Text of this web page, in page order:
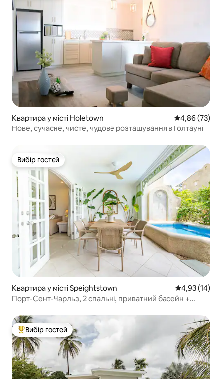
Квартира у місті Holetown Середня
4,86 (73)
Нове, сучасне, чисте, чудове розташування в Голтауні
Вибір гостей
Вибір гостей
Квартира у місті Speightstown Середня
4,93 (14)
Порт-Сент-Чарльз, 2 спальні, приватний басейн +
Топ вибір гостей
Вибір гостей